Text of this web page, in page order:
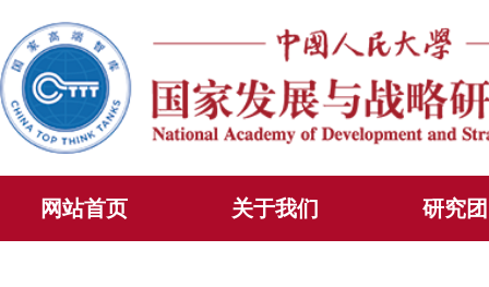
网站首页 关于我们 研究